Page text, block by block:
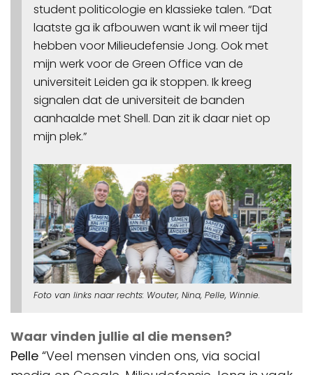
student politicologie en klassieke talen. “Dat
laatste ga ik afbouwen want ik wil meer tijd
hebben voor Milieudefensie Jong. Ook met
mijn werk voor de Green Office van de
universiteit Leiden ga ik stoppen. Ik kreeg
signalen dat de universiteit de banden
aanhaalde met Shell. Dan zit ik daar niet op
mijn plek.”
Foto van links naar rechts: Wouter, Nina, Pelle, Winnie.
Waar vinden jullie al die mensen?
Pelle “Veel mensen vinden ons, via social